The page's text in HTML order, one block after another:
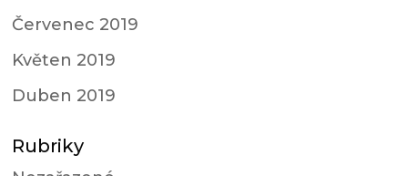
Červenec 2019
Květen 2019
Duben 2019
Rubriky